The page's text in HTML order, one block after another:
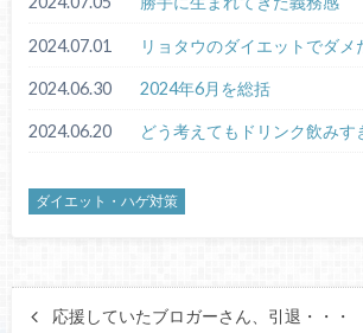
2024.07.01 リョタウのダイエットでダメ
2024.06.30 2024年6月を総括
2024.06.20 どう考えてもドリンク飲みす
ダイエット・ハゲ対策
応援していたブロガーさん、引退・・・